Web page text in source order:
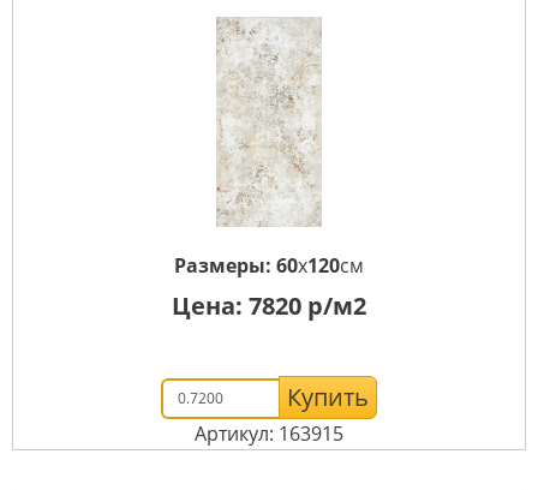
Размеры: 60x120см
Цена: 7820 р/м2
Купить
Артикул: 163915